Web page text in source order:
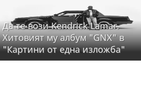
Да те вози Kendrick Lamar.
Хитовият му албум "GNX" в
"Картини от една изложба"